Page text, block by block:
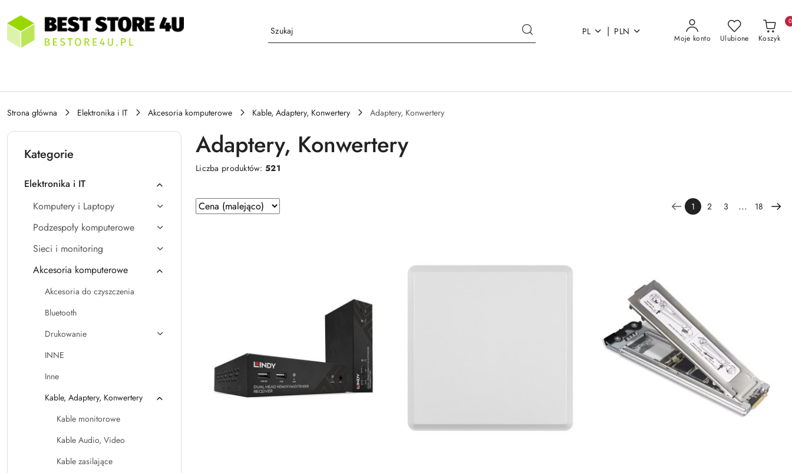
Przejdź do treści głównej
Przejdź do wyszukiwarki
Przejdź do moje konto
Przejdź do menu głównego
Przejdź do stopki
PL | PLN
Moje konto Ulubione Koszyk
0
Strona główna Elektronika i IT Akcesoria komputerowe Kable, Adaptery, Konwertery Adaptery, Konwertery
Kategorie
Elektronika i IT
Komputery i Laptopy
Podzespoły komputerowe
Sieci i monitoring
Akcesoria komputerowe
Akcesoria do czyszczenia
Bluetooth
Drukowanie
INNE
Inne
Kable, Adaptery, Konwertery
Kable monitorowe
Kable Audio, Video
Kable zasilające
Adaptery, Konwertery
Liczba produktów:521
Zastosowano
sortowanie:
Sortuj
według
1 2 3 ... 18